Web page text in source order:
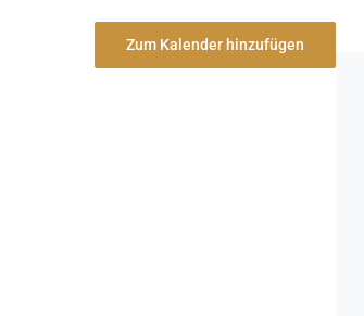
Zum Kalender hinzufügen